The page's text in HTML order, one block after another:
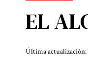
EL
Última actualización: